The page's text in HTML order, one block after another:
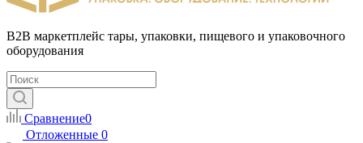
B2B маркетплейс тары, упаковки, пищевого и упаковочного
оборудования
Сравнение0
Отложенные 0